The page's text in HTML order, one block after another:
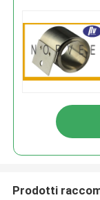
Prodotti